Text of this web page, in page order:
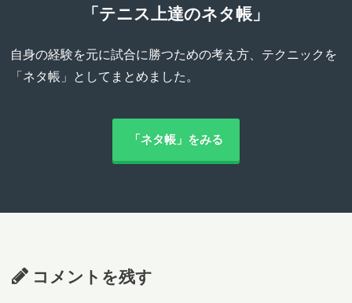
「テニス上達のネタ帳」
自身の経験を元に試合に勝つための考え方、テクニックを
「ネタ帳」としてまとめました。
「ネタ帳」をみる
コメントを残す